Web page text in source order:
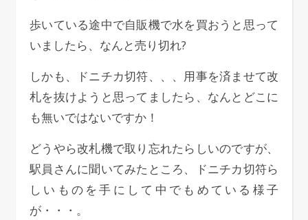
歩いている途中で自販機で水を買おうと思って
いましたら、なんと売り切れ?
しかも、ドニチカ切符、、、用事を済ませて改
札を抜けようと思ってましたら、なんとどこに
も無いではないですか！
どうやら改札機で取り忘れたらしいのですが、
駅員さんに聞いてみたところ、ドニチカ切符ら
しいものを手にして中でもめている様子
が・・・。